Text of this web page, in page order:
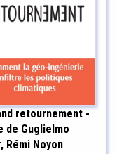
retournement -
de Guglielmo
Rémi Noyon